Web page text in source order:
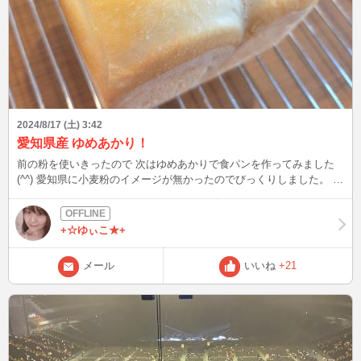
2024/8/17 (土) 3:42
愛知県産 ゆめあかり！
前の粉を使いきったので 次はゆめあかりで食パンを作ってみました
(^^) 愛知県に小麦粉のイメージが無かったのでびっくりしました。 美
+☆ゆぃこ★+
メール いいね +21